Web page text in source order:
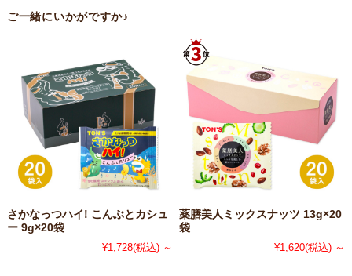
ご一緒にいかがですか♪
さかなっつハイ! こんぶとカシュ
ー 9g×20袋
¥1,728(税込) ～
薬膳美人ミックスナッツ 13g×20
袋
¥1,620(税込) ～